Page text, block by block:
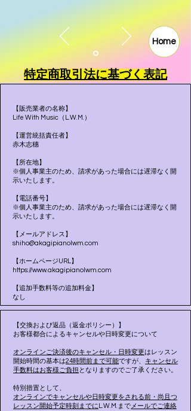
特定商取引法に基づく表記
【販売業者の名称】
​Life With Music（L.W.M.）
【運営統括責任者】
赤木志穗
【所在地】
※個人事業主のため、請求があった場合には遅滞なく開
示いたします。
【電話番号】
※個人事業主のため、請求があった場合には遅滞なく開
示いたします。
【メールアドレス】
shiho@akagipianolwm.com
【ホームページURL】
https://www.akagipianolwm.com
【追加手数料等の追加料金】
なし
【交換および返品（返金ポリシー）】
お客様都合によるキャンセルや日時変更について
オンラインご決済後のキャンセル・日時変更はレッスン
開始時間の基本は24時間前まで可能ですが、 キャンセル
手数料はお客様ご負担 となりますのでご了承ください。
特別措置として、
オンラインでキャンセルや日時変更をされる前・尚且つ
レッスン開始予定時刻までに L.W.M.まで メールでご連絡
Home